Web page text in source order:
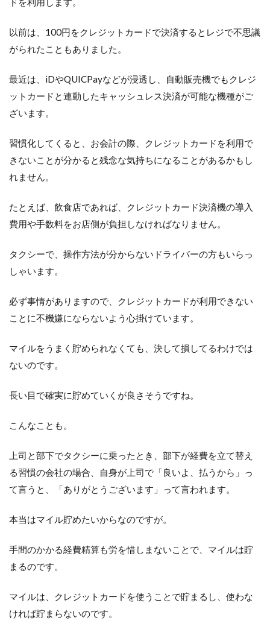
が重
の
か？
有効
を延
ばす
6
ANA
クレ
ジッ
ード
の種
類決
6.1
ANA
ドゴ
ール
を利
用し
てい
由
ファ
ー利
用に
つい
て
実は
ま
す。
ック
ス
以前は、100円をクレジットカードで決済するとレジで不思議
がられたこともありました。
最近は、iDやQUICPayなどが浸透し、自動販売機でもクレジ
ットカードと連動したキャッシュレス決済が可能な機種がご
ざいます。
習慣化してくると、お会計の際、クレジットカードを利用で
きないことが分かると残念な気持ちになることがあるかもし
れません。
たとえば、飲食店であれば、クレジットカード決済機の導入
費用や手数料をお店側が負担しなければなりません。
タクシーで、操作方法が分からないドライバーの方もいらっ
しゃいます。
必ず事情がありますので、クレジットカードが利用できない
ことに不機嫌にならないよう心掛けています。
マイルをうまく貯められなくても、決して損してるわけでは
ないのです。
長い目で確実に貯めていくが良さそうですね。
こんなことも。
上司と部下でタクシーに乗ったとき、部下が経費を立て替え
る習慣の会社の場合、自身が上司で「良いよ、払うから」っ
て言うと、「ありがとうございます」って言われます。
本当はマイル貯めたいからなのですが。
手間のかかる経費精算も労を惜しまないことで、マイルは貯
まるのです。
マイルは、クレジットカードを使うことで貯まるし、使わな
ければ貯まらないのです。